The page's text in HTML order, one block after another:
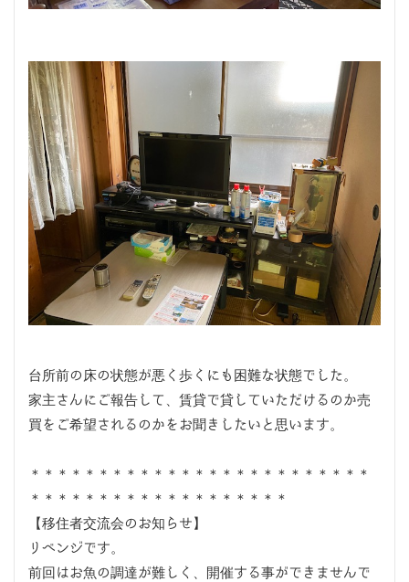
台所前の床の状態が悪く歩くにも困難な状態でした。
家主さんにご報告して、賃貸で貸していただけるのか売
買をご希望されるのかをお聞きしたいと思います。
＊＊＊＊＊＊＊＊＊＊＊＊＊＊＊＊＊＊＊＊＊＊＊＊＊
＊＊＊＊＊＊＊＊＊＊＊＊＊＊＊＊＊＊＊
【移住者交流会のお知らせ】
リベンジです。
前回はお魚の調達が難しく、開催する事ができませんで